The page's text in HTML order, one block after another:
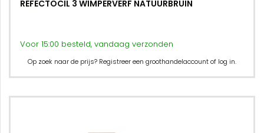
REFECTOCIL 3 WIMPERVERF NATUURBRUIN
Voor 15:00 besteld, vandaag verzonden
Op zoek naar de prijs? Registreer een groothandelaccount of log in.